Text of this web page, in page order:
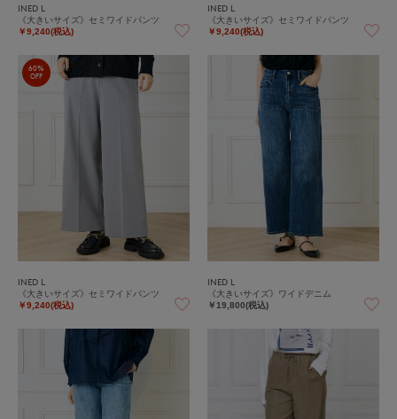
INED L
《大きいサイズ》セミワイドパンツ
￥9,240(税込)
INED L
《大きいサイズ》セミワイドパンツ
￥9,240(税込)
60%
OFF
INED L
《大きいサイズ》セミワイドパンツ
￥9,240(税込)
INED L
《大きいサイズ》ワイドデニム
￥19,800(税込)